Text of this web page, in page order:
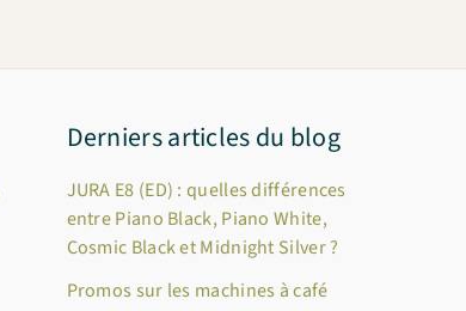
Derniers articles du blog
JURA E8 (ED) : quelles différences
entre Piano Black, Piano White,
Cosmic Black et Midnight Silver ?
Promos sur les machines à café